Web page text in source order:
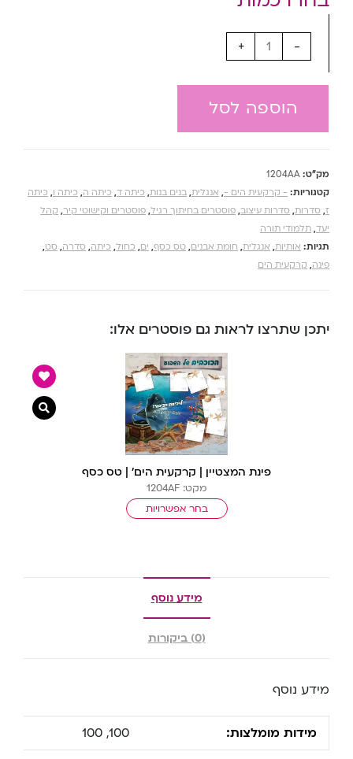
-
+
הוספה לסל
מק"ט: 1204AA
קטגוריות: - קרקעית הים -, אנגלית, בנים בנות, כיתה ד, כיתה ה, כיתה ו, כיתה
ז, סדרות, סדרות עיצוב, פוסטרים בחיתוך רגיל, פוסטרים וקישוטי קיר, קהל
יעד, תלמודי תורה
תגיות: אותיות, אנגלית, חומת אבנים, טס כסף, ים, כחול, כיתה, סדרה, סט,
פינה, קרקעית הים
יתכן שתרצו לראות גם פוסטרים אלו:
פינת המצטיין | קרקעית הים’ | טס כסף
מקט: 1204AF
בחר אפשרויות
צפייה
מידע נוסף
(0) ביקורות
מידע נוסף
מידות מומלצות: 100, 100